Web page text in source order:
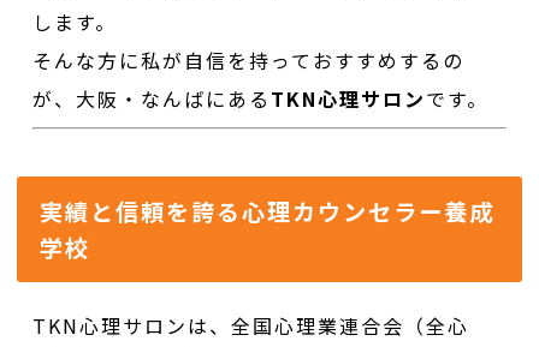
します。
そんな方に私が自信を持っておすすめするの
が、大阪・なんばにある TKN心理サロンです。
実績と信頼を誇る心理カウンセラー養成
学校
TKN心理サロンは、全国心理業連合会（全心